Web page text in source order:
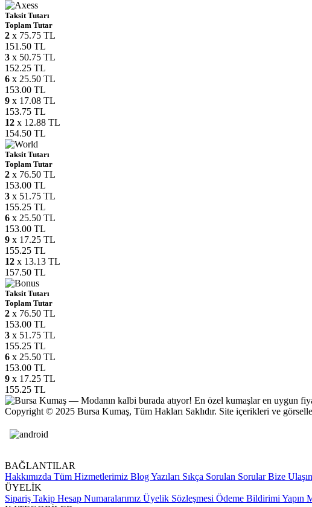
Taksit Tutarı
Toplam Tutar
2 x 75.75 TL
151.50 TL
3 x 50.75 TL
152.25 TL
6 x 25.50 TL
153.00 TL
9 x 17.08 TL
153.75 TL
12 x 12.88 TL
154.50 TL
Taksit Tutarı
Toplam Tutar
2 x 76.50 TL
153.00 TL
3 x 51.75 TL
155.25 TL
6 x 25.50 TL
153.00 TL
9 x 17.25 TL
155.25 TL
12 x 13.13 TL
157.50 TL
Taksit Tutarı
Toplam Tutar
2 x 76.50 TL
153.00 TL
3 x 51.75 TL
155.25 TL
6 x 25.50 TL
153.00 TL
9 x 17.25 TL
155.25 TL
Copyright © 2025 Bursa Kumaş, Tüm Hakları Saklıdır. Site içerikleri ve
BAĞLANTILAR
Hakkımızda Tüm Hizmetlerimiz Blog Yazıları Sıkça Sorulan SorularBize Ulaşın
ÜYELİK
Sipariş Takip Hesap Numaralarımız Üyelik Sözleşmesi Ödeme Bildirimi Yapın